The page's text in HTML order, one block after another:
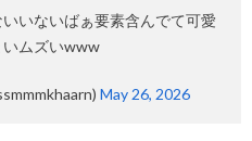
いないばぁ要素含んでて可愛
いムズいwww
May 26, 2026